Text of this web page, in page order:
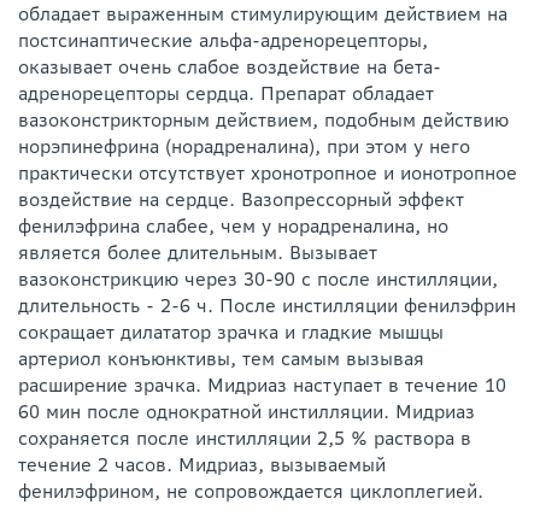
обладает выраженным стимулирующим действием на
постсинаптические альфа-адренорецепторы,
оказывает очень слабое воздействие на бета-
адренорецепторы сердца. Препарат обладает
вазоконстрикторным действием, подобным действию
норэпинефрина (норадреналина), при этом у него
практически отсутствует хронотропное и ионотропное
воздействие на сердце. Вазопрессорный эффект
фенилэфрина слабее, чем у норадреналина, но
является более длительным. Вызывает
вазоконстрикцию через 30-90 с после инстилляции,
длительность - 2-6 ч. После инстилляции фенилэфрин
сокращает дилататор зрачка и гладкие мышцы
артериол конъюнктивы, тем самым вызывая
расширение зрачка. Мидриаз наступает в течение 10
60 мин после однократной инстилляции. Мидриаз
сохраняется после инстилляции 2,5 % раствора в
течение 2 часов. Мидриаз, вызываемый
фенилэфрином, не сопровождается циклоплегией.